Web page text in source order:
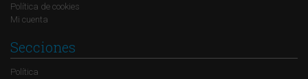
Política de cookies
Mi cuenta
Secciones
Política